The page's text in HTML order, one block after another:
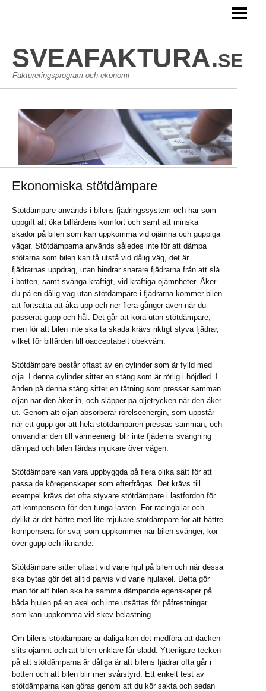
SVEAFAKTURA.se
Faktureringsprogram och ekonomi
Ekonomiska stötdämpare
Stötdämpare används i bilens fjädringssystem och har som
uppgift att öka bilfärdens komfort och samt att minska
skador på bilen som kan uppkomma vid ojämna och guppiga
vägar. Stötdämparna används således inte för att dämpa
stötarna som bilen kan få utstå vid dålig väg, det är
fjädrarnas uppdrag, utan hindrar snarare fjädrarna från att slå
i botten, samt svänga kraftigt, vid kraftiga ojämnheter. Åker
du på en dålig väg utan stötdämpare i fjädrarna kommer bilen
att fortsätta att åka upp och ner flera gånger även när du
passerat gupp och hål. Det går att köra utan stötdämpare,
men för att bilen inte ska ta skada krävs riktigt styva fjädrar,
vilket för bilfärden till oacceptabelt obekväm.
Stötdämpare består oftast av en cylinder som är fylld med
olja. I denna cylinder sitter en stång som är rörlig i höjdled. I
änden på denna stång sitter en tätning som pressar samman
oljan när den åker in, och släpper på oljetrycken när den åker
ut. Genom att oljan absorberar rörelseenergin, som uppstår
när ett gupp gör att hela stötdämparen pressas samman, och
omvandlar den till värmeenergi blir inte fjäderns svängning
dämpad och bilen färdas mjukare över vägen.
Stötdämpare kan vara uppbyggda på flera olika sätt för att
passa de köregenskaper som efterfrågas. Det krävs till
exempel krävs det ofta styvare stötdämpare i lastfordon för
att kompensera för den tunga lasten. För racingbilar och
dylikt är det bättre med lite mjukare stötdämpare för att bättre
kompensera för svaj som uppkommer när bilen svänger, kör
över gupp och liknande.
Stötdämpare sitter oftast vid varje hjul på bilen och när dessa
ska bytas gör det alltid parvis vid varje hjulaxel. Detta gör
man för att bilen ska ha samma dämpande egenskaper på
båda hjulen på en axel och inte utsättas för påfrestningar
som kan uppkomma vid skev belastning.
Om bilens stötdämpare är dåliga kan det medföra att däcken
slits ojämnt och att bilen enklare får sladd. Ytterligare tecken
på att stötdämparna är dåliga är att bilens fjädrar ofta går i
botten och att bilen blir mer svårstyrd. Ett enkelt test av
stötdämparna kan göras genom att du kör sakta och sedan